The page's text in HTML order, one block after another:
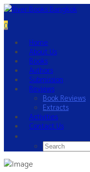
0
Home
About Us
Books
Authors
Submission
Reviews
Book Reviews
Extracts
Activities
Contact Us